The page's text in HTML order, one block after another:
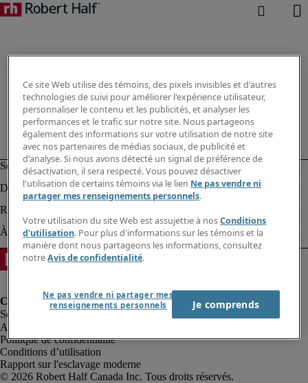
Alerte à la fraude
Politique de confidentialité
Conditions d’utilisation
Rapport sur l'esclavage moderne
Robert Half Canada Inc. Tous droits réservés.
Ce site Web utilise des témoins, des pixels invisibles et d'autres
technologies de suivi pour améliorer l'expérience utilisateur,
personnaliser le contenu et les publicités, et analyser les
performances et le trafic sur notre site. Nous partageons
également des informations sur votre utilisation de notre site
avec nos partenaires de médias sociaux, de publicité et
d'analyse. Si nous avons détecté un signal de préférence de
désactivation, il sera respecté. Vous pouvez désactiver
l'utilisation de certains témoins via le lien Ne pas vendre ni
partager mes renseignements personnels.
Votre utilisation du site Web est assujettie à nosConditions
d'utilisation. Pour plus d'informations sur les témoins et la
manière dont nous partageons les informations, consultez
notreAvis de confidentialité.
Ne pas vendre ni partager mes
renseignements personnels
Je comprends